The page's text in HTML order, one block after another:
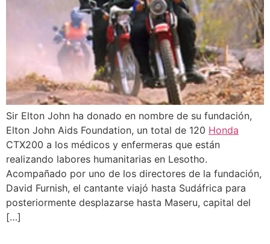
Sir Elton John ha donado en nombre de su fundación,
Elton John Aids Foundation, un total de 120 Honda
CTX200 a los médicos y enfermeras que están
realizando labores humanitarias en Lesotho.
Acompañado por uno de los directores de la fundación,
David Furnish, el cantante viajó hasta Sudáfrica para
posteriormente desplazarse hasta Maseru, capital del
[…]